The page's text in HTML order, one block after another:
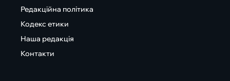
Редакційна політика
Кодекс етики
Наша редакція
Контакти